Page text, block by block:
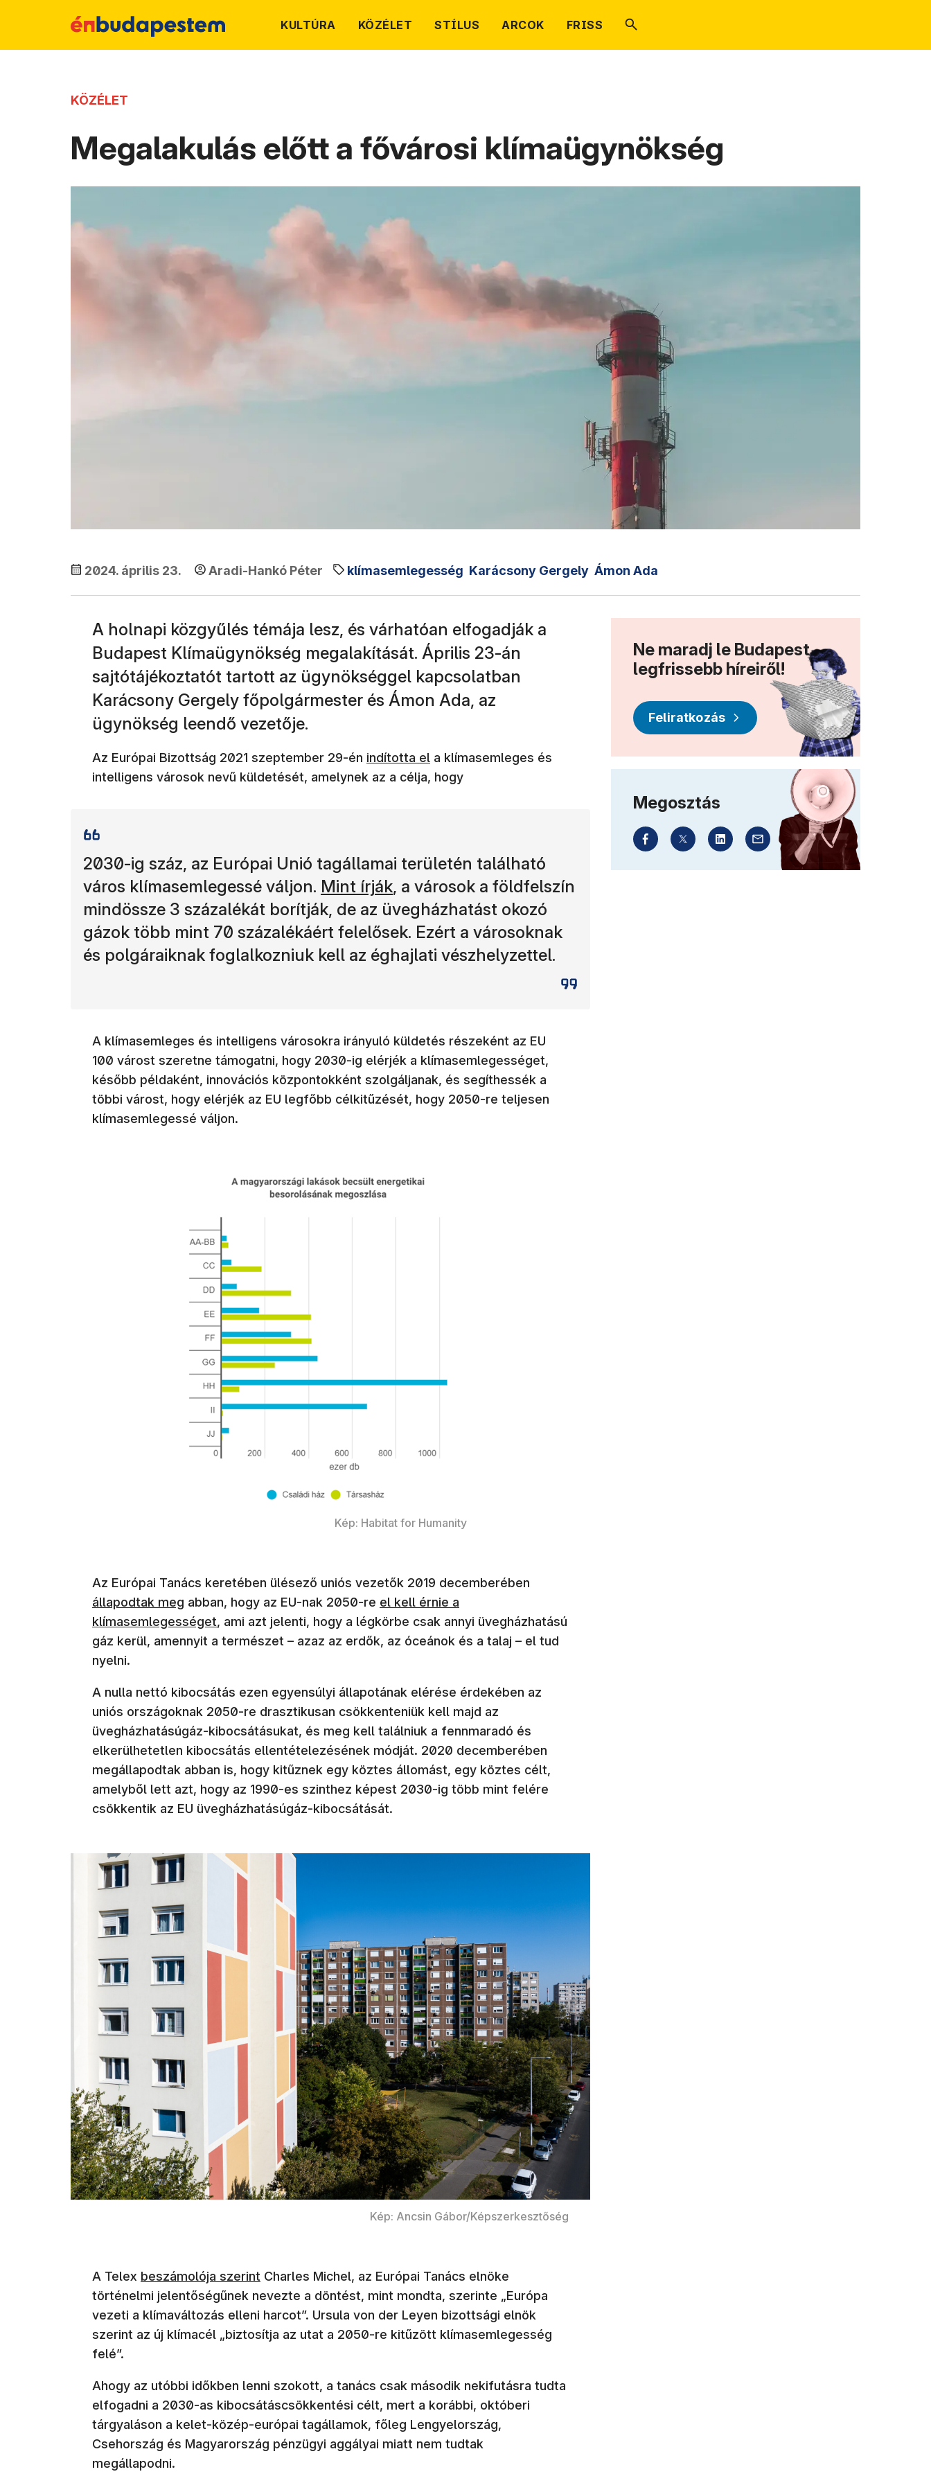
KULTÚRA KÖZÉLET STÍLUS ARCOK FRISS
KÖZÉLET
Megalakulás előtt a fővárosi klímaügynökség
2024. április 23. Aradi-Hankó Péter klímasemlegesség Karácsony Gergely Ámon Ada
A holnapi közgyűlés témája lesz, és várhatóan elfogadják a
Budapest Klímaügynökség megalakítását. Április 23-án
sajtótájékoztatót tartott az ügynökséggel kapcsolatban
Karácsony Gergely főpolgármester és Ámon Ada, az
ügynökség leendő vezetője.
Az Európai Bizottság 2021 szeptember 29-én (új ablakban nyílik meg)
indította el a klímasemleges és
intelligens városok nevű küldetését, amelynek az a célja, hogy
2030-ig száz, az Európai Unió tagállamai területén található
város klímasemlegessé váljon. (új ablakban nyílik meg)
Mint írják, a városok a földfelszín
mindössze 3 százalékát borítják, de az üvegházhatást okozó
gázok több mint 70 százalékáért felelősek. Ezért a városoknak
és polgáraiknak foglalkozniuk kell az éghajlati vészhelyzettel.
A klímasemleges és intelligens városokra irányuló küldetés részeként az EU
100 várost szeretne támogatni, hogy 2030-ig elérjék a klímasemlegességet,
később példaként, innovációs központokként szolgáljanak, és segíthessék a
többi várost, hogy elérjék az EU legfőbb célkitűzését, hogy 2050-re teljesen
klímasemlegessé váljon.
Kép: Habitat for Humanity
Az Európai Tanács keretében ülésező uniós vezetők 2019 decemberében
állapodtak meg abban, hogy az EU-nak 2050-re (új ablakban nyílik meg)
el kell érnie a
klímasemlegességet, ami azt jelenti, hogy a légkörbe csak annyi üvegházhatású
gáz kerül, amennyit a természet – azaz az erdők, az óceánok és a talaj – el tud
nyelni.
A nulla nettó kibocsátás ezen egyensúlyi állapotának elérése érdekében az
uniós országoknak 2050-re drasztikusan csökkenteniük kell majd az
üvegházhatásúgáz-kibocsátásukat, és meg kell találniuk a fennmaradó és
elkerülhetetlen kibocsátás ellentételezésének módját. 2020 decemberében
megállapodtak abban is, hogy kitűznek egy köztes állomást, egy köztes célt,
amelyből lett azt, hogy az 1990-es szinthez képest 2030-ig több mint felére
csökkentik az EU üvegházhatásúgáz-kibocsátását.
Kép: Ancsin Gábor/Képszerkesztőség
A Telex (új ablakban nyílik meg)
beszámolója szerint Charles Michel, az Európai Tanács elnöke
történelmi jelentőségűnek nevezte a döntést, mint mondta, szerinte „Európa
vezeti a klímaváltozás elleni harcot”. Ursula von der Leyen bizottsági elnök
szerint az új klímacél „biztosítja az utat a 2050-re kitűzött klímasemlegesség
felé”.
Ahogy az utóbbi időkben lenni szokott, a tanács csak második nekifutásra tudta
elfogadni a 2030-as kibocsátáscsökkentési célt, mert a korábbi, októberi
tárgyaláson a kelet-közép-európai tagállamok, főleg Lengyelország,
Csehország és Magyarország pénzügyi aggályai miatt nem tudtak
megállapodni.
Ne maradj le Budapest
legfrissebb híreiről!
Feliratkozás
Megosztás